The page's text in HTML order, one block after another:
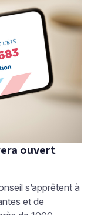
ouvert
s’apprêtent à
et de